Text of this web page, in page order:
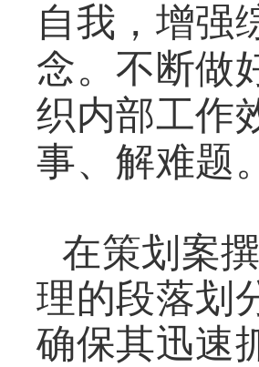
自我，增强
念。不断做
织内部工作
事、解难题。
在策划案
理的段落划
确保其迅速